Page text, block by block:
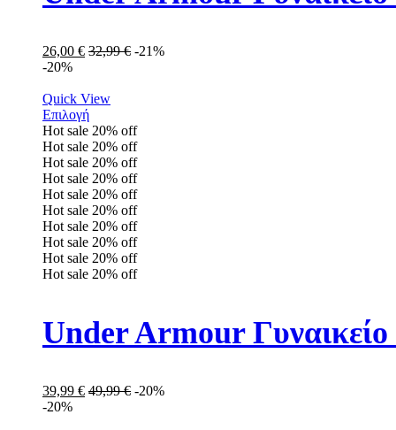
26,00 € 32,99€ -21%
-20%
Quick View
Επιλογή
Hot sale 20% off
Hot sale 20% off
Hot sale 20% off
Hot sale 20% off
Hot sale 20% off
Hot sale 20% off
Hot sale 20% off
Hot sale 20% off
Hot sale 20% off
Hot sale 20% off
Under Armour
39,99 € 49,99€ -20%
-20%